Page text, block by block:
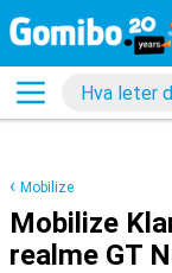
Mobilize
Mobilize
realme GT